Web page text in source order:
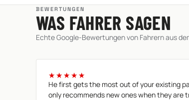
BEWERTUNGEN
WAS FAHRER SAGEN
Echte Google-Bewertungen von Fahrern aus
★★★★★
He first gets the most out of your existing
only recommends new ones when they are